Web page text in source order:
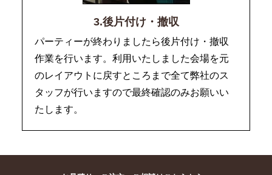
3.後片付け・撤収
パーティーが終わりましたら後片付け・撤収
作業を行います。利用いたしました会場を元
のレイアウトに戻すところまで全て弊社のス
タッフが行いますので最終確認のみお願いい
たします。